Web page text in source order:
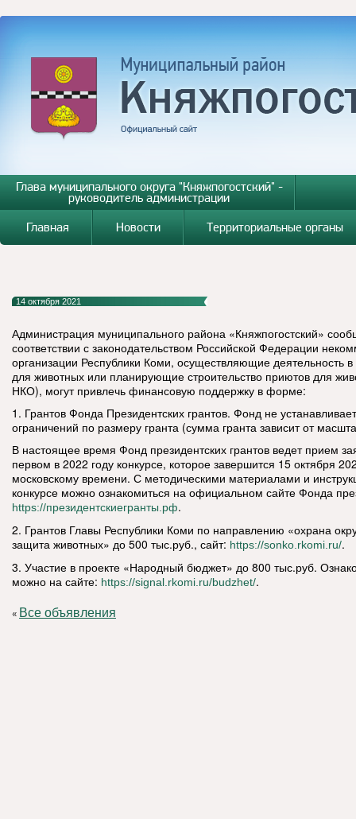
Глава муниципального округа "Княжпогостский" -
руководитель администрации
Главная
Новости Территориальные органы
14 октября 2021
Администрация муниципального района «Княжпогостский»
соответствии с законодательством Российской Федерации
организации Республики Коми, осуществляющие деятельность в
для животных или планирующие строительство приютов для
НКО), могут привлечь финансовую поддержку в форме:
1. Грантов Фонда Президентских грантов. Фонд не
ограничений по размеру гранта (сумма гранта зависит от
В настоящее время Фонд президентских грантов ведет прием
первом в 2022 году конкурсе, которое завершится 15 октября
московскому времени. С методическими материалами и
конкурсе можно ознакомиться на официальном сайте Фонда
https://президентскиегранты.рф.
2. Грантов Главы Республики Коми по направлению «охрана
защита животных» до 500 тыс.руб., сайт: https://sonko.rkomi.ru/.
3. Участие в проекте «Народный бюджет» до 800 тыс.руб.
можно на сайте: https://signal.rkomi.ru/budzhet/.
« Все объявления